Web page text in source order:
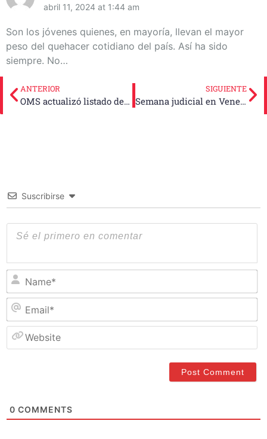
abril 11, 2024 at 1:44 am
Son los jóvenes quienes, en mayoría, llevan el mayor
peso del quehacer cotidiano del país. Así ha sido
siempre. No…
ANTERIOR
OMS actualizó listado de patógenos ante futuras pandemias
SIGUIENTE
Semana judicial en Venezuela con ausencia relevante de opositor
Suscribirse
0 COMMENTS